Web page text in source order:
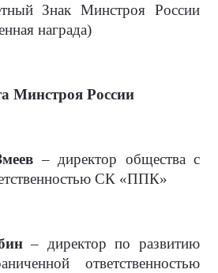
Знак Минстроя России
награда)
Минстроя России
– директор общества с
СК «ППК»
– директор по развитию
ответственностью